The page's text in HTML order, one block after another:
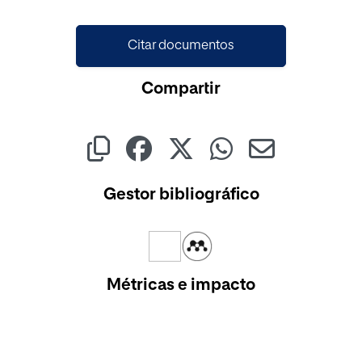
Citar documentos
Compartir
Gestor bibliográfico
Métricas e impacto